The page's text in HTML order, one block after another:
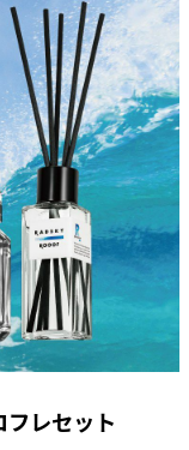
レセット